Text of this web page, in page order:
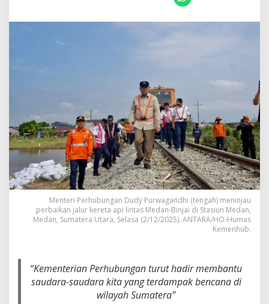
i
a
i
k
a
n
S
i
m
p
u
l
s
p
Menteri Perhubungan Dudy Purwagandhi (tengah) meninjau
perbaikan jalur kereta api lintas Medan-Binjai di Stasiun Medan,
Medan, Sumatera Utara, Selasa (2/12/2025). ANTARA/HO-Humas
Kemenhub.
“Kementerian Perhubungan turut hadir membantu
saudara-saudara kita yang terdampak bencana di
wilayah Sumatera”